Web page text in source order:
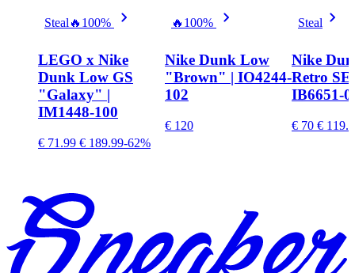
Steal🔥 100%
LEGO x Nike
Dunk Low GS
"Galaxy" |
IM1448-100
€ 71.99 € 189.99-62%
🔥 100%
Nike Dunk Low
"Brown" | IO4244-
102
€ 120
Steal
Nike
Retro
IB6651-
€ 70 €